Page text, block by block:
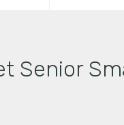
Senior